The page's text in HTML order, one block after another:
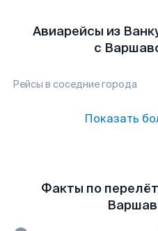
Авиарейсы из
с
Рейсы в соседние города
Показать
Факты по